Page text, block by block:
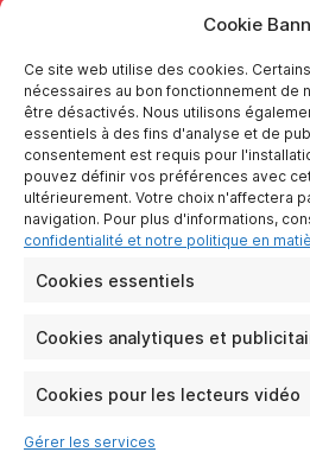
Cookie
Ce site web utilise des cookies.
nécessaires au bon fonctionnement de
être désactivés. Nous utilisons
essentiels à des fins d'analyse et de
consentement est requis pour
pouvez définir vos préférences avec
ultérieurement. Votre choix n'affectera
navigation. Pour plus d'informations,
confidentialité et notre politique en
Cookies essentiels
Cookies analytiques et
Cookies pour les lecteurs vidéo
Gérer les services
Contactez-nous
Protection des
Politique de
NOS RÉSEAUX